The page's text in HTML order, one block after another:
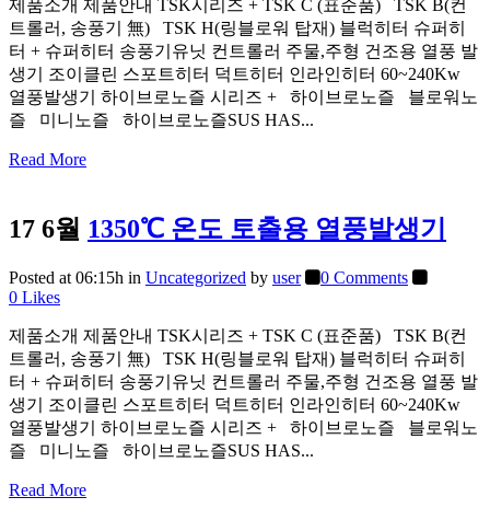
제품소개 제품안내 TSK시리즈 + TSK C (표준품) TSK B(컨
트롤러, 송풍기 無) TSK H(링블로워 탑재) 블럭히터 슈퍼히
터 + 슈퍼히터 송풍기유닛 컨트롤러 주물,주형 건조용 열풍 발
생기 조이클린 스포트히터 덕트히터 인라인히터 60~240Kw
열풍발생기 하이브로노즐 시리즈 + 하이브로노즐 블로워노
즐 미니노즐 하이브로노즐SUS HAS...
Read More
17 6월 1350℃ 온도 토출용 열풍발생기
Posted at 06:15h in Uncategorized by user
0 Comments
0 Likes
제품소개 제품안내 TSK시리즈 + TSK C (표준품) TSK B(컨
트롤러, 송풍기 無) TSK H(링블로워 탑재) 블럭히터 슈퍼히
터 + 슈퍼히터 송풍기유닛 컨트롤러 주물,주형 건조용 열풍 발
생기 조이클린 스포트히터 덕트히터 인라인히터 60~240Kw
열풍발생기 하이브로노즐 시리즈 + 하이브로노즐 블로워노
즐 미니노즐 하이브로노즐SUS HAS...
Read More